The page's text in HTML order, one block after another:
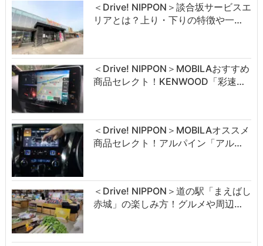
＜Drive! NIPPON＞談合坂サービスエ
リアとは？上り・下りの特徴や一…
＜Drive! NIPPON＞MOBILAおすすめ
商品セレクト！KENWOOD「彩速…
＜Drive! NIPPON＞MOBILAオススメ
商品セレクト！アルパイン「アル…
＜Drive! NIPPON＞道の駅「まえばし
赤城」の楽しみ方！グルメや周辺…